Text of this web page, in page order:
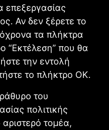
επεξεργασίας
Αν δεν ξέρετε το
τα πλήκτρα
“Εκτέλεση” που θα
την εντολή
το πλήκτρο ΟΚ.
του
πολιτικής
τομέα,